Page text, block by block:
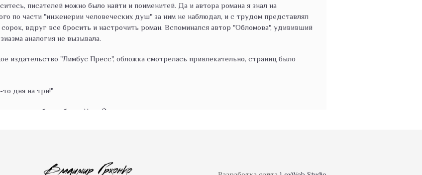
писателей можно было найти и поименитей. Да и автора романа я знал на
по части "инженерии человеческих душ" за ним не наблюдал, и с трудом представлял
вдруг все бросить и настрочить роман. Вспоминался автор "Обломова", удививший
аналогия не вызывала.
издательство "Лимбус Пресс", обложка смотрелась привлекательно, страниц было
дня на три!"
без работы. Нью-Йорк знает неплохо, много лет вкалывал в ювелирном
сравнение с иммигрантскими героями довлатовской прозы, но мысль ошибочна. Это